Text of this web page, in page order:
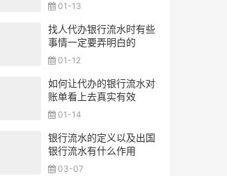
01-13
找人代办银行流水时有些
事情一定要弄明白的
01-12
如何让代办的银行流水对
账单看上去真实有效
01-14
银行流水的定义以及出国
银行流水有什么作用
03-07